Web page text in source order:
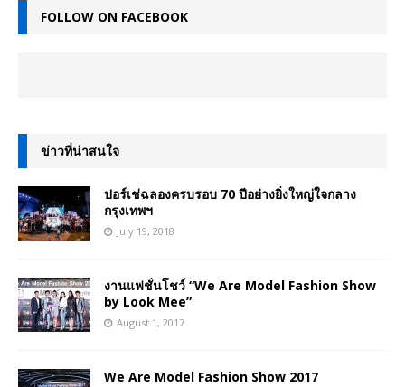
FOLLOW ON FACEBOOK
ข่าวที่น่าสนใจ
ปอร์เช่ฉลองครบรอบ 70 ปีอย่างยิ่งใหญ่ใจกลาง
กรุงเทพฯ
July 19, 2018
งานแฟชั่นโชว์ “We Are Model Fashion Show
by Look Mee”
August 1, 2017
We Are Model Fashion Show 2017